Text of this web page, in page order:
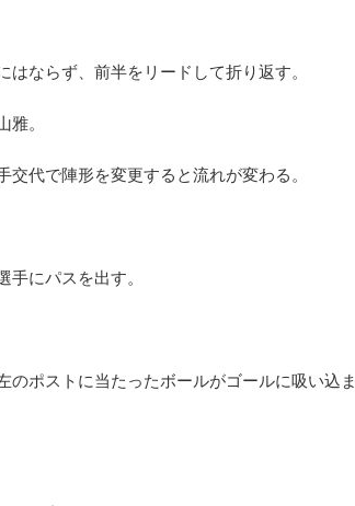
ならず、前半をリードして折り返す。
。
代で陣形を変更すると流れが変わる。
にパスを出す。
ポストに当たったボールがゴールに吸い込ま